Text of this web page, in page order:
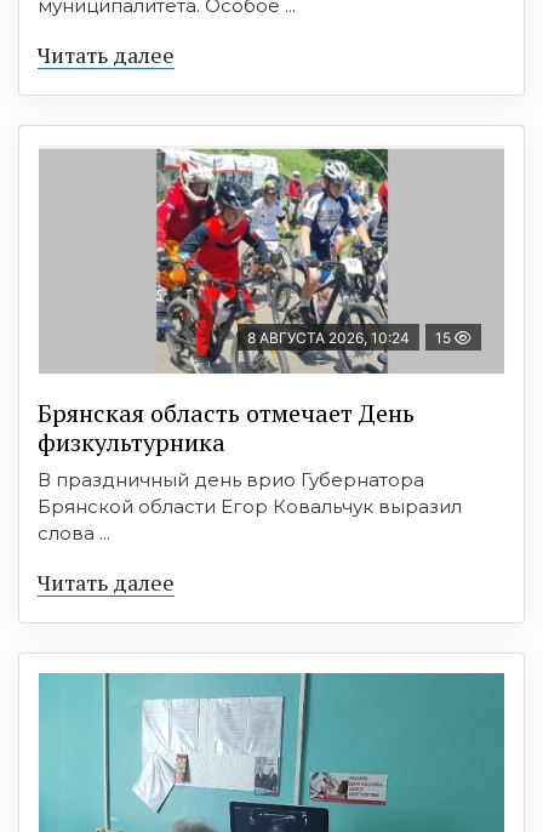
муниципалитета. Особое ...
Читать далее
8 АВГУСТА 2026, 10:24 15
Брянская область отмечает День
физкультурника
В праздничный день врио Губернатора
Брянской области Егор Ковальчук выразил
слова ...
Читать далее